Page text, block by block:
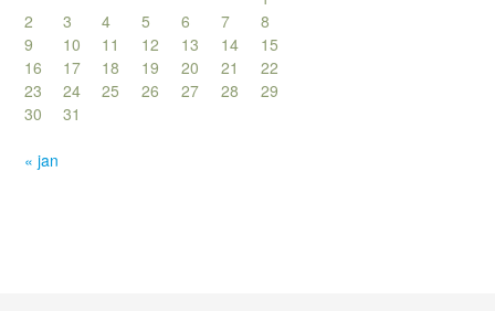
2
3 4 5 6 7
8
9
10 11 12 13 14
15
16
17 18 19 20 21
22
23
24 25 26 27 28
29
30
31
« jan